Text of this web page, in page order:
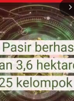
arrow_forward_ios